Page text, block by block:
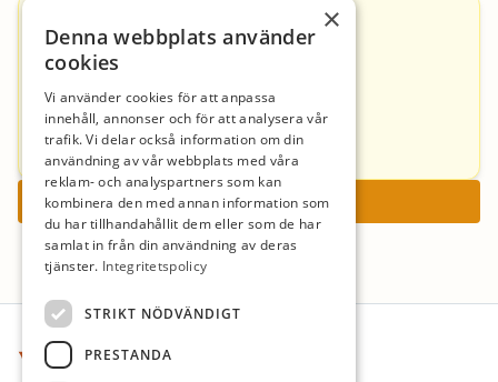
Kontakt
Martin Stenberg
martin.stenberg@montessorimondial.se
Ansök nu
Sidfot
×
Denna webbplats använder
cookies
Vi använder cookies för att anpassa
innehåll, annonser och för att analysera vår
trafik. Vi delar också information om din
användning av vår webbplats med våra
reklam- och analyspartners som kan
kombinera den med annan information som
du har tillhandahållit dem eller som de har
samlat in från din användning av deras
tjänster. Integritetspolicy
STRIKT NÖDVÄNDIGT
PRESTANDA